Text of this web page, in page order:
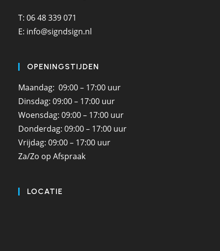
T: 06 48 339 071
E: info@signdsign.nl
OPENINGSTIJDEN
Maandag: 09:00 – 17:00 uur
Dinsdag: 09:00 – 17:00 uur
Woensdag: 09:00 – 17:00 uur
Donderdag: 09:00 – 17:00 uur
Vrijdag: 09:00 – 17:00 uur
Za/Zo op Afspraak
LOCATIE